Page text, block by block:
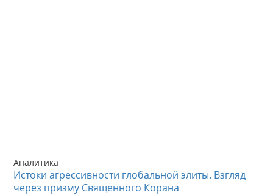
Аналитика
Истоки агрессивности глобальной элиты. Взгляд
через призму Священного Корана